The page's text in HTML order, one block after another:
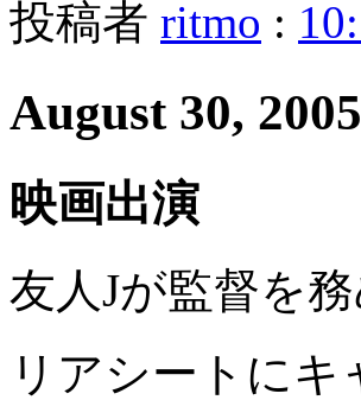
投稿者 ritmo :
August 30, 2005
映画出演
友人Jが監督を
リアシートにキ